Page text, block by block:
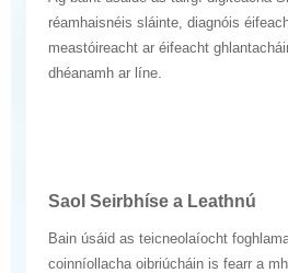
réamhaisnéis sláinte, diagnóis
meastóireacht ar éifeacht
dhéanamh ar líne.
Saol Seirbhíse a Leathnú
Bain úsáid as teicneolaíocht
coinníollacha oibriúcháin is fearr a